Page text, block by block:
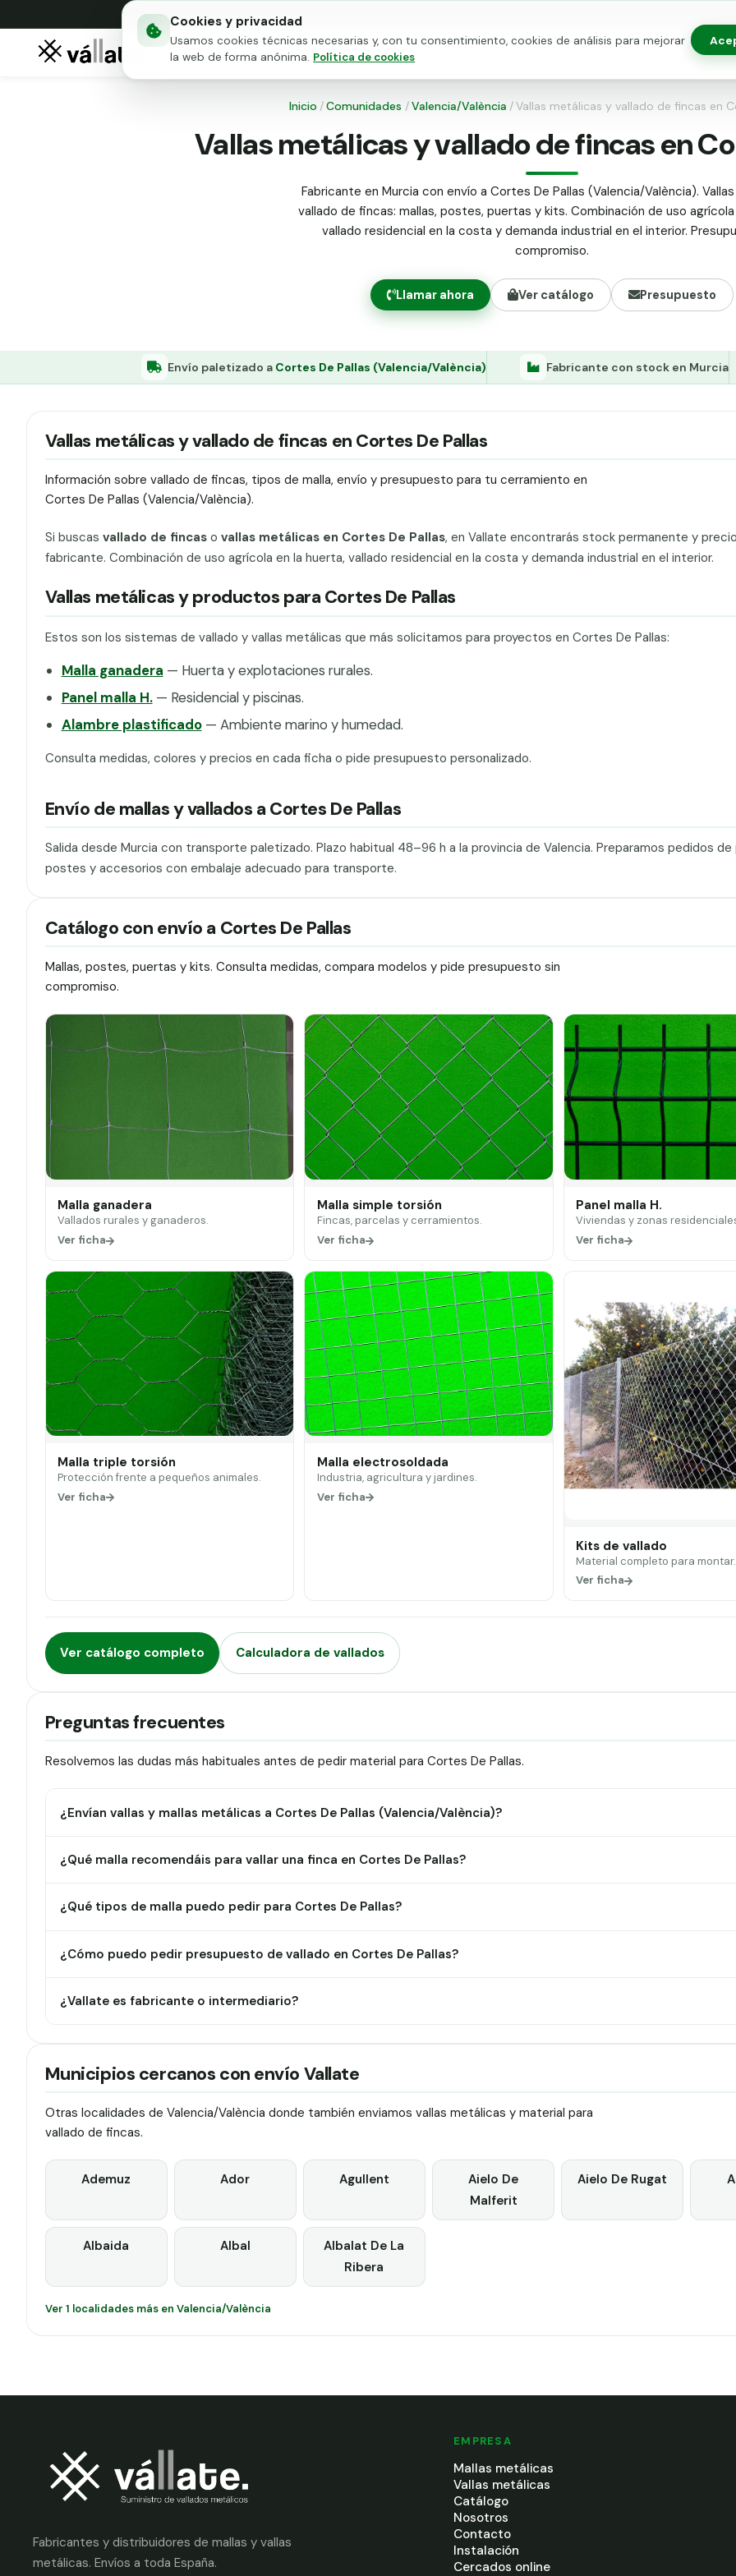
Cookies y privacidad
Usamos cookies técnicas necesarias y, con tu consentimiento, cookies de análisis para mejorar
la web de forma anónima. Política de cookies
Mallas metálicas
Puertas para vallado
Inicio /Comunidades /Valencia/València /Vallas metálicas y vallado de fincas en
Vallas metálicas y vallado de fincas en
Fabricante en Murcia con envío a Cortes De Pallas (Valencia/València).
vallado de fincas: mallas, postes, puertas y kits. Combinación de uso
vallado residencial en la costa y demanda industrial en el interior.
compromiso.
Llamar ahora Ver catálogo Presupuesto
Envío paletizado a Cortes De Pallas (Valencia/València) Fabricante con stock en Murcia
Vallas metálicas y vallado de fincas en Cortes De Pallas
Información sobre vallado de fincas, tipos de malla, envío y presupuesto para tu cerramiento en
Cortes De Pallas (Valencia/València).
Si buscas vallado de fincaso vallas metálicas en Cortes De Pallas, en Vallate encontrarás stock permanente y
fabricante. Combinación de uso agrícola en la huerta, vallado residencial en la costa y demanda industrial en el interior.
Vallas metálicas y productos para Cortes De Pallas
Estos son los sistemas de vallado y vallas metálicas que más solicitamos para proyectos en Cortes De Pallas:
Malla ganadera — Huerta y explotaciones rurales.
Panel malla H.— Residencial y piscinas.
Alambre plastificado— Ambiente marino y humedad.
Consulta medidas, colores y precios en cada ficha o pide presupuesto personalizado.
Envío de mallas y vallados a Cortes De Pallas
Salida desde Murcia con transporte paletizado. Plazo habitual 48–96 h a la provincia de Valencia. Preparamos pedidos de
postes y accesorios con embalaje adecuado para transporte.
Catálogo con envío a Cortes De Pallas
Mallas, postes, puertas y kits. Consulta medidas, compara modelos y pide presupuesto sin
compromiso.
Malla ganadera
Vallados rurales y ganaderos.
Ver ficha
Malla simple torsión
Fincas, parcelas y cerramientos.
Ver ficha
Panel malla H.
Viviendas y zonas
Ver ficha
Malla triple torsión
Protección frente a pequeños animales.
Ver ficha
Malla electrosoldada
Industria, agricultura y jardines.
Ver ficha
Kits de vallado
Material completo para montar.
Ver ficha
Ver catálogo completo Calculadora de vallados
Preguntas frecuentes
Resolvemos las dudas más habituales antes de pedir material para Cortes De Pallas.
¿Envían vallas y mallas metálicas a Cortes De Pallas (Valencia/València)?
¿Qué malla recomendáis para vallar una finca en Cortes De Pallas?
¿Qué tipos de malla puedo pedir para Cortes De Pallas?
¿Cómo puedo pedir presupuesto de vallado en Cortes De Pallas?
¿Vallate es fabricante o intermediario?
Municipios cercanos con envío Vallate
Otras localidades de Valencia/València donde también enviamos vallas metálicas y material para
vallado de fincas.
Ademuz Ador Agullent
Aielo De
Malferit
Aielo De Rugat
Albaida Albal
Albalat De La
Ribera
Ver 1 localidades más en Valencia/València
Fabricantes y distribuidores de mallas y vallas
metálicas. Envíos a toda España.
EMPRESA
Mallas metálicas
Vallas metálicas
Catálogo
Nosotros
Contacto
Instalación
Cercados online